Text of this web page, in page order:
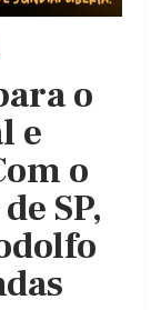
o
e
o
SP,